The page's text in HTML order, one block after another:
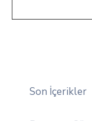
Son İçerikler